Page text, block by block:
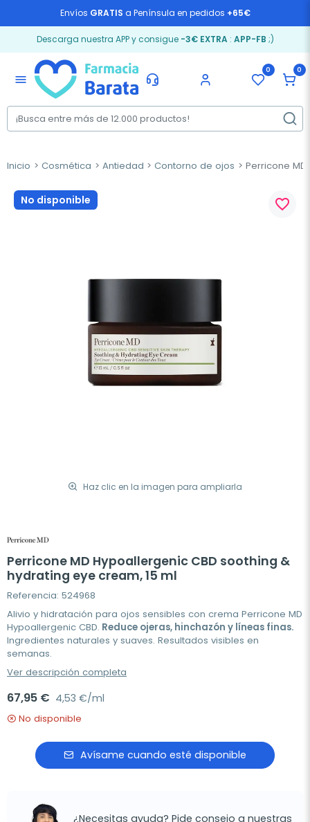
Envíos GRATIS a Península en pedidos +65€
Descarga nuestra APP y consigue -3€ EXTRA: APP-FB ;)
menu
0 0
Inicio Cosmética Antiedad Contorno de ojos Perricone
No disponible
Haz clic en la imagen para ampliarla
favorite_border
Perricone MD Hypoallergenic CBD soothing &
hydrating eye cream, 15 ml
Referencia: 524968
Alivio y hidratación para ojos sensibles con crema Perricone MD
Hypoallergenic CBD. Reduce ojeras, hinchazón y líneas finas.
Ingredientes naturales y suaves. Resultados visibles en
semanas.
Ver descripción completa
67,95 € 4,53 €/ml
No disponible
Avísame cuando esté disponible
¿Necesitas ayuda? Pide consejo a nuestras